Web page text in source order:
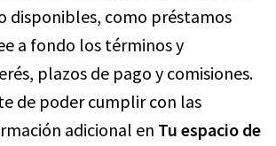
disponibles, como préstamos
a fondo los términos y
plazos de pago y comisiones.
de poder cumplir con las
adicional en Tu espacio de